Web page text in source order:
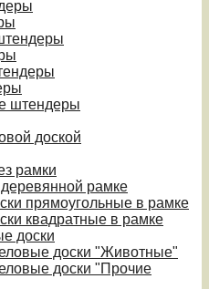
штендеры
доской
рамки
рамке
прямоугольные в рамке
квадратные в рамке
доски
доски "Животные"
доски "Прочие